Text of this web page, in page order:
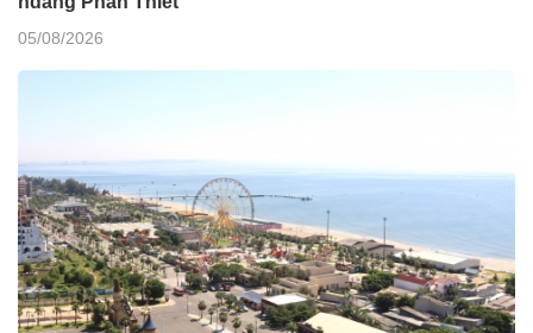
05/08/2026